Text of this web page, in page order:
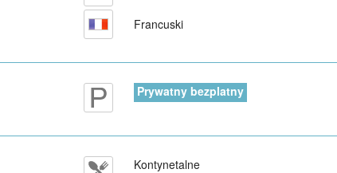
Francuski
Prywatny bezplatny
Kontynetalne